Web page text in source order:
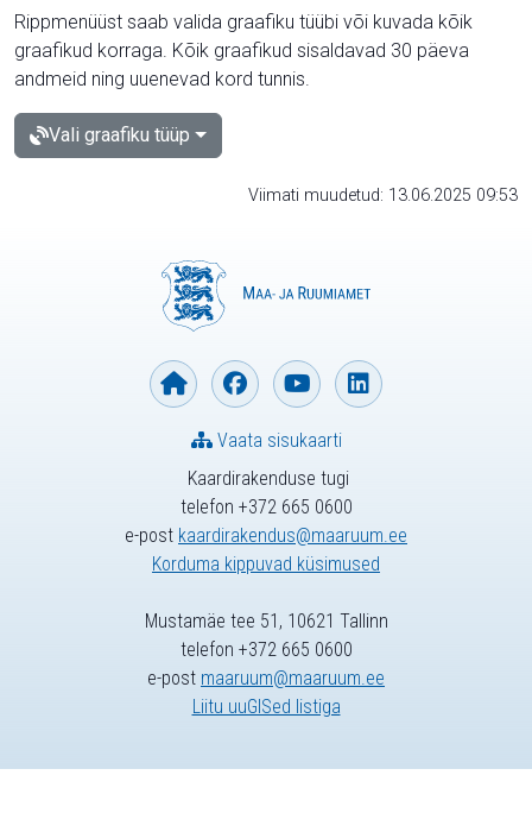
Rippmenüüst saab valida graafiku tüübi või kuvada kõik
graafikud korraga. Kõik graafikud sisaldavad 30 päeva
andmeid ning uuenevad kord tunnis.
Vali graafiku tüüp
Viimati muudetud: 13.06.2025 09:53
Kaardirakenduse tugi
telefon +372 665 0600
e-post kaardirakendus@maaruum.ee
Korduma kippuvad küsimused
Vaata sisukaarti
Mustamäe tee 51, 10621 Tallinn
telefon +372 665 0600
e-post maaruum@maaruum.ee
Liitu uuGISed listiga